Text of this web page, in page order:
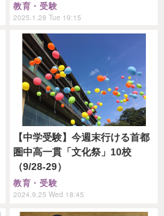
教育・受験
2025.1.28 Tue 19:15
【中学受験】今週末行ける首都
圏中高一貫「文化祭」10校
（9/28-29）
教育・受験
2024.9.25 Wed 18:45